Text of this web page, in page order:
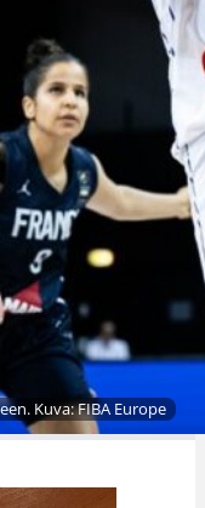
Kuva: FIBA Europe